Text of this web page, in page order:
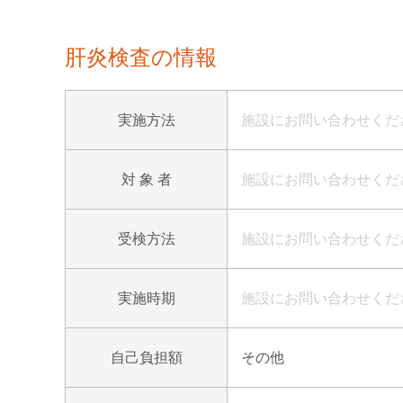
肝炎検査の情報
実施方法 施設にお問い合わせくだ
対 象 者 施設にお問い合わせくだ
受検方法 施設にお問い合わせくだ
実施時期 施設にお問い合わせくだ
自己負担額 その他